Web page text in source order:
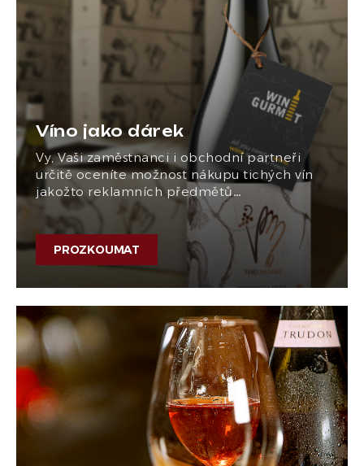
Víno jako dárek
Vy, Vaši zaměstnanci i obchodní partneři
určitě oceníte možnost nákupu tichých vín
jakožto reklamních předmětů…
PROZKOUMAT